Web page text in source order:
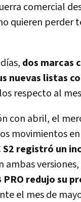
comercial
quieren perder
dos marcas
nuevas listas
respecto al
con abril, el
movimientos
S2 registró un
ambas
PRO redujo su
el mes de